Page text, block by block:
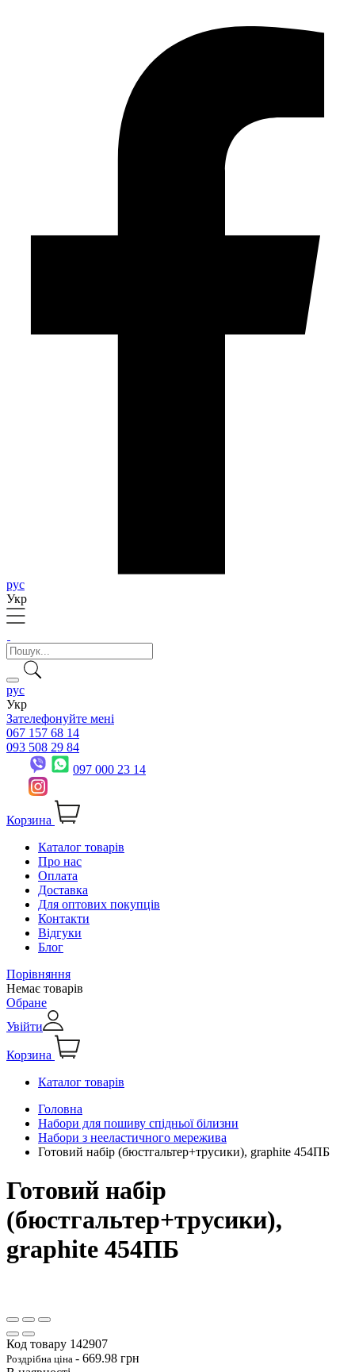
рус
Укр
рус
Укр
Зателефонуйте мені
067 157 68 14
093 508 29 84
097 000 23 14
Корзина
Каталог товарів
Про нас
Оплата
Доставка
Для оптових покупців
Контакти
Відгуки
Блог
Порівняння
Немає товарів
Обране
Увійти
Корзина
Каталог товарів
Головна
Набори для пошиву спідньої білизни
Набори з нееластичного мережива
Готовий набір (бюстгальтер+трусики), graphite 454ПБ
Готовий набір
(бюстгальтер+трусики),
graphite 454ПБ
Код товару 142907
Роздрібна ціна - 669.98 грн